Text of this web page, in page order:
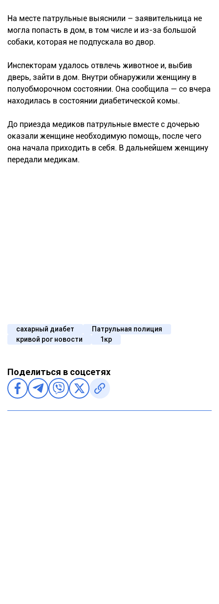
На месте патрульные выяснили – заявительница не
могла попасть в дом, в том числе и из-за большой
собаки, которая не подпускала во двор.
Инспекторам удалось отвлечь животное и, выбив
дверь, зайти в дом. Внутри обнаружили женщину в
полуобморочном состоянии. Она сообщила — со вчера
находилась в состоянии диабетической комы.
До приезда медиков патрульные вместе с дочерью
оказали женщине необходимую помощь, после чего
она начала приходить в себя. В дальнейшем женщину
передали медикам.
сахарный диабет
Патрульная полиция
кривой рог новости
1кр
Поделиться в соцсетях